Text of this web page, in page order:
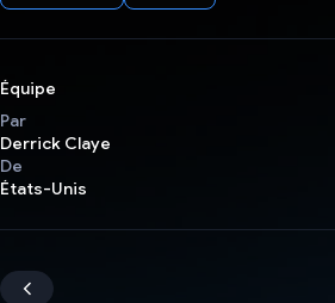
Équipe
Par
Derrick Claye
De
États-Unis